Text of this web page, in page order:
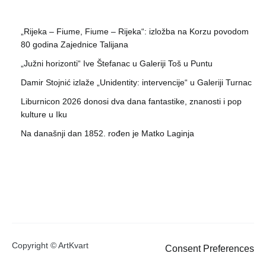
„Rijeka – Fiume, Fiume – Rijeka“: izložba na Korzu povodom
80 godina Zajednice Talijana
„Južni horizonti“ Ive Štefanac u Galeriji Toš u Puntu
Damir Stojnić izlaže „Unidentity: intervencije“ u Galeriji Turnac
Liburnicon 2026 donosi dva dana fantastike, znanosti i pop
kulture u Iku
Na današnji dan 1852. rođen je Matko Laginja
Copyright © ArtKvart Consent Preferences